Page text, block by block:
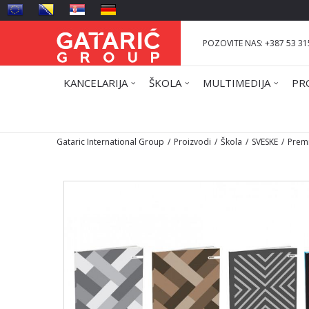
POZOVITE NAS: +387 53
KANCELARIJA ŠKOLA MULTIMEDIJA
Gataric International Group Proizvodi Škola SVESKE